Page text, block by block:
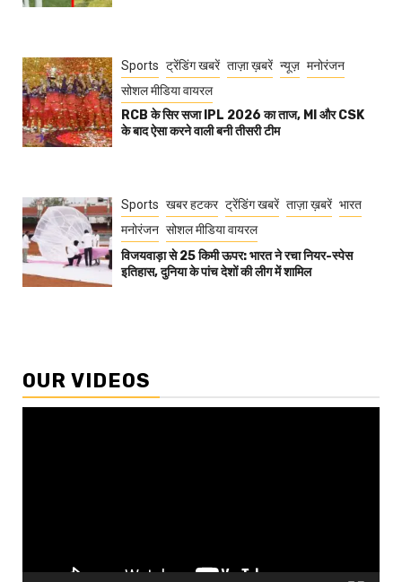
Sports ट्रेंडिंग खबरें ताज़ा ख़बरें न्यूज़ मनोरंजन
सोशल मीडिया वायरल
RCB के सिर सजा IPL 2026 का ताज, MI और CSK
के बाद ऐसा करने वाली बनी तीसरी टीम
Sports खबर हटकर ट्रेंडिंग खबरें ताज़ा ख़बरें भारत
मनोरंजन सोशल मीडिया वायरल
विजयवाड़ा से 25 किमी ऊपर: भारत ने रचा नियर-स्पेस
इतिहास, दुनिया के पांच देशों की लीग में शामिल
OUR VIDEOS